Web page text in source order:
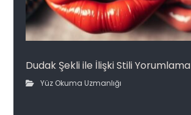
Dudak Şekli ile İlişki Stili Yorumlama
Yüz Okuma Uzmanlığı